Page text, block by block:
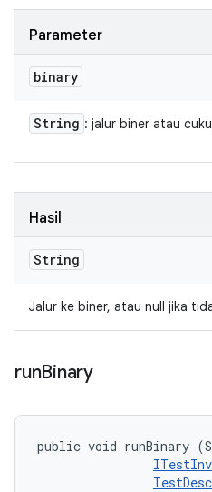
Parameter
binary
String : jalur biner atau
Hasil
String
Jalur ke biner, atau null jika
runBinary
public void runBinary